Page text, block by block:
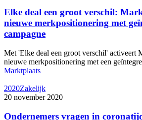
Elke deal een groot verschil:
nieuwe merkpositionering met
campagne
Met 'Elke deal een groot verschil' activeert
nieuwe merkpositionering met een
Marktplaats
2020Zakelijk
20 november 2020
Ondernemers vragen in